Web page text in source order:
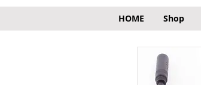
HOME Shop